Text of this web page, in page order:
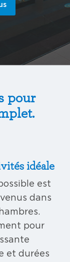
pour
idéale
est
dans
pour
et durées